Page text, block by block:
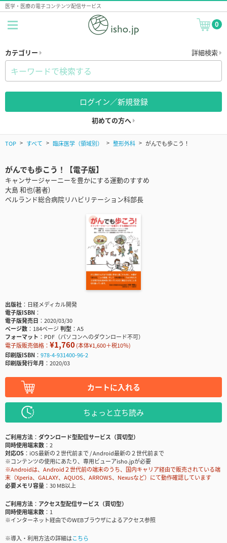
医学・医療の電子コンテンツ配信サービス
0
カテゴリー 詳細検索
ログイン／新規登録
初めての方へ
TOP すべて 臨床医学（領域別） 整形外科 がんでも歩こう！
がんでも歩こう！【電子版】
キャンサージャーニーを豊かにする運動のすすめ
大島 和也(著者)
ベルランド総合病院リハビリテーション科部長
出版社
日経メディカル開発
電子版ISBN
電子版発売日
2020/03/30
ページ数
184ページ判型
A5
フォーマット
PDF（パソコンへのダウンロード不可）
電子版販売価格： ¥1,760(本体¥1,600＋税10％)
印刷版ISBN
978-4-931400-96-2
印刷版発行年月
2020/03
カートに入れる
ちょっと立ち読み
ご利用方法
ダウンロード型配信サービス（買切型）
同時使用端末数
2
対応OS
iOS最新の２世代前まで / Android最新の２世代前まで
※コンテンツの使用にあたり、専用ビューアisho.jpが必要
※Androidは、Android２世代前の端末のうち、国内キャリア経由で販売されている端
末（Xperia、GALAXY、AQUOS、ARROWS、Nexusなど）にて動作確認しています
必要メモリ容量
30 MB以上
ご利用方法
アクセス型配信サービス（買切型）
同時使用端末数
1
※インターネット経由でのWEBブラウザによるアクセス参照
※導入・利用方法の詳細はこちら